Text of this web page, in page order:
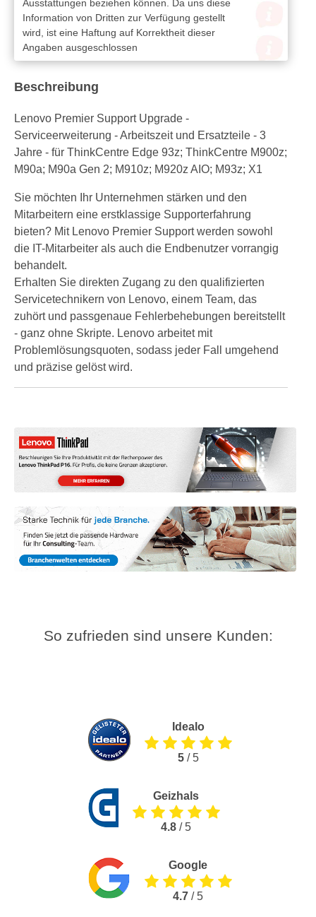
Ausstattungen beziehen können. Da uns diese
Information von Dritten zur Verfügung gestellt
wird, ist eine Haftung auf Korrektheit dieser
Angaben ausgeschlossen
Beschreibung
Lenovo Premier Support Upgrade -
Serviceerweiterung - Arbeitszeit und Ersatzteile - 3
Jahre - für ThinkCentre Edge 93z; ThinkCentre M900z;
M90a; M90a Gen 2; M910z; M920z AIO; M93z; X1
Sie möchten Ihr Unternehmen stärken und den
Mitarbeitern eine erstklassige Supporterfahrung
bieten? Mit Lenovo Premier Support werden sowohl
die IT-Mitarbeiter als auch die Endbenutzer vorrangig
behandelt.
Erhalten Sie direkten Zugang zu den qualifizierten
Servicetechnikern von Lenovo, einem Team, das
zuhört und passgenaue Fehlerbehebungen bereitstellt
- ganz ohne Skripte. Lenovo arbeitet mit
Problemlösungsquoten, sodass jeder Fall umgehend
und präzise gelöst wird.
So zufrieden sind unsere Kunden:
Idealo
5/ 5
Geizhals
4.8 / 5
Google
4.7 / 5